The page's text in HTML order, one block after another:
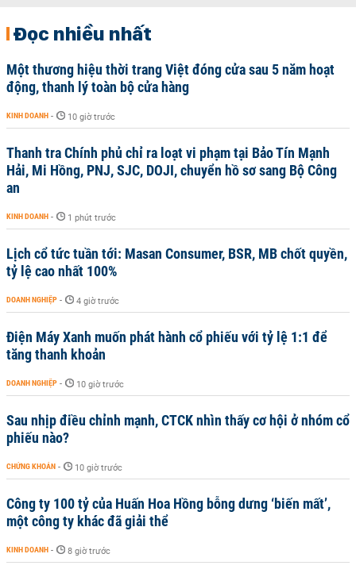
Đọc nhiều nhất
Một thương hiệu thời trang Việt đóng cửa sau 5 năm hoạt
động, thanh lý toàn bộ cửa hàng
KINH DOANH - 10 giờ trước
Thanh tra Chính phủ chỉ ra loạt vi phạm tại Bảo Tín Mạnh
Hải, Mi Hồng, PNJ, SJC, DOJI, chuyển hồ sơ sang Bộ Công
an
KINH DOANH - 1 phút trước
Lịch cổ tức tuần tới: Masan Consumer, BSR, MB chốt quyền,
tỷ lệ cao nhất 100%
DOANH NGHIỆP - 4 giờ trước
Điện Máy Xanh muốn phát hành cổ phiếu với tỷ lệ 1:1 để
tăng thanh khoản
DOANH NGHIỆP - 10 giờ trước
Sau nhịp điều chỉnh mạnh, CTCK nhìn thấy cơ hội ở nhóm cổ
phiếu nào?
CHỨNG KHOÁN - 10 giờ trước
Công ty 100 tỷ của Huấn Hoa Hồng bỗng dưng ‘biến mất’,
một công ty khác đã giải thể
KINH DOANH - 8 giờ trước